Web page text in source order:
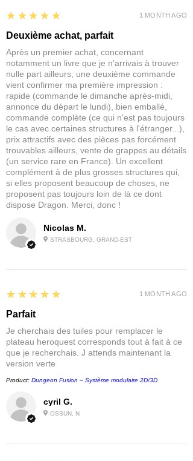
Elle peut également être utilisée par
les peintres avancés grâce à ses
propriétés uniques permettant
demarquer les ombreset lesvolumes,
demélanger et d'estomper les
couleursavec facilité, de mettre
rapidement en valeur les détails de
votre figurine et de l'utiliser comme
point de départ pour une peinture plus
professionnelle.
Ces peintures ont été conçues dans un
pot de 60ml afin que vous ayez assez
de produit pour peindre des armées
entières avec facilité.
Contenu : 1x Dipping Ink en 60ml
Nicolas M.
STRASBOURG, GRAND-EST
5
★★★★★
Deuxième achat, parfait
Après un premier achat, concernant
notamment un livre que je n'arrivais à trouver
nulle part ailleurs, une deuxième commande
vient confirmer ma première impression :
rapide (commande le dimanche après-midi,
annonce du départ le lundi), bien emballé,
commande complète (ce qui n'est pas toujours
le cas avec certaines structures à l'étranger...),
prix attractifs avec des pièces pas forcément
trouvables ailleurs, vente de grappes au détails
(un service rare en France). Un excellent
complément à de plus grosses structures qui,
si elles proposent beaucoup de choses, ne
proposent pas toujours loin de là ce dont
dispose Dragon. Merci, donc !
1 MONTH AGO
cyril G.
OSSUN, N
5
★★★★★
Parfait
Je cherchais des tuiles pour remplacer le
plateau heroquest corresponds tout à fait à ce
que je recherchais. J attends maintenant la
version verte
Product: Dungeon Fusion – Système modulaire 2D/3D
1 MONTH AGO